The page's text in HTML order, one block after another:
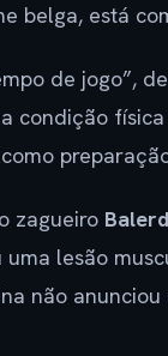
belga, está
de jogo”,
condição
zagueiro
lesão
não